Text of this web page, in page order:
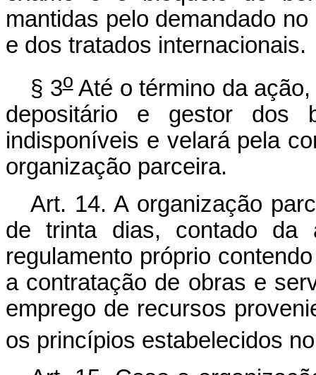
mantidas pelo demandado
e dos tratados internacionais.
§ 3oAté o término da
depositário e gestor dos
indisponíveis e velará pela
organização parceira.
Art. 14. A organização
de trinta dias, contado da
regulamento próprio
a contratação de obras e
emprego de recursos
os princípios estabelecidos